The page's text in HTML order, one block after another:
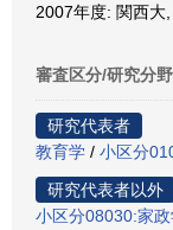
2007年度: 関西大
審査区分/研究分野
研究代表者
教育学 / 小区分
研究代表者以外
小区分08030:家